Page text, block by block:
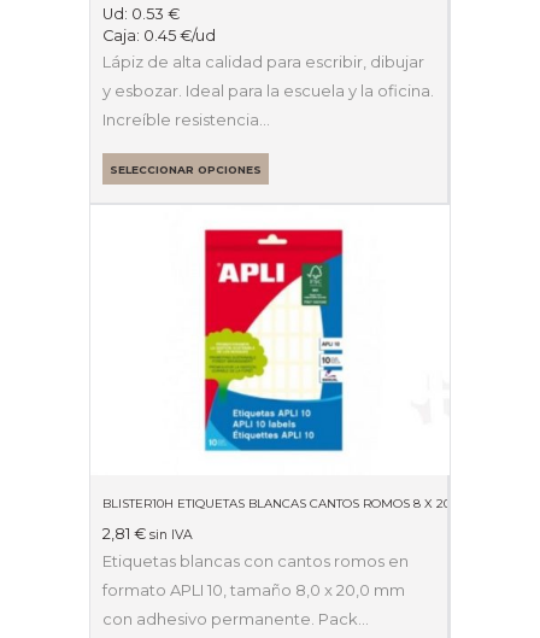
Ud: 0.53 €
Caja: 0.45 €/ud
Lápiz de alta calidad para escribir, dibujar
y esbozar. Ideal para la escuela y la oficina.
Increíble resistencia…
SELECCIONAR OPCIONES
BLISTER10H ETIQUETAS BLANCAS CANTOS ROMOS 8 X 20MM 01633
2,81 € sin IVA
Etiquetas blancas con cantos romos en
formato APLI 10, tamaño 8,0 x 20,0 mm
con adhesivo permanente. Pack…